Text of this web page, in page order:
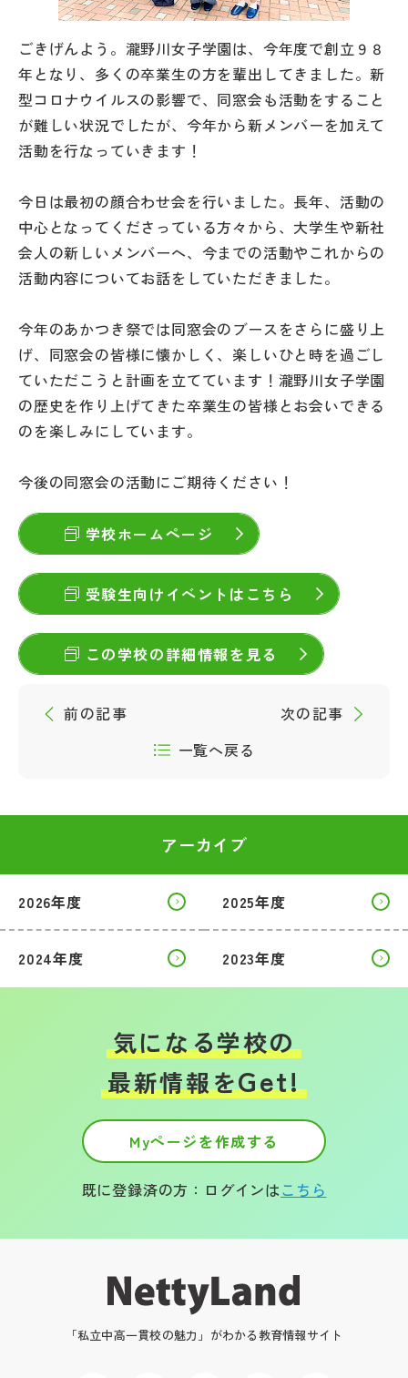
特集
NettyLandかわら版
お問い合わせ
個人情報保護方針
サイトマップ
運営会社
ごきげんよう。瀧野川女子学園は、今年度で創立９８
年となり、多くの卒業生の方を輩出してきました。新
型コロナウイルスの影響で、同窓会も活動をすること
が難しい状況でしたが、今年から新メンバーを加えて
活動を行なっていきます！
今日は最初の顔合わせ会を行いました。長年、活動の
中心となってくださっている方々から、大学生や新社
会人の新しいメンバーへ、今までの活動やこれからの
活動内容についてお話をしていただきました。
今年のあかつき祭では同窓会のブースをさらに盛り上
げ、同窓会の皆様に懐かしく、楽しいひと時を過ごし
ていただこうと計画を立てています！瀧野川女子学園
の歴史を作り上げてきた卒業生の皆様とお会いできる
のを楽しみにしています。
今後の同窓会の活動にご期待ください！
学校ホームページ
受験生向けイベントはこちら
この学校の詳細情報を見る
前の記事
一覧へ戻る
次の記事
アーカイブ
2026年度 2025年度
2024年度 2023年度
気になる学校の
最新情報をGet!
Myページを作成する
既に登録済の方：ログインはこちら
「私立中高一貫校の魅力」がわかる教育情報サイト